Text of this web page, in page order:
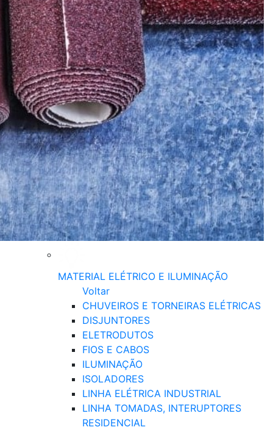
MATERIAL ELÉTRICO E ILUMINAÇÃO
Voltar
CHUVEIROS E TORNEIRAS ELÉTRICAS
DISJUNTORES
ELETRODUTOS
FIOS E CABOS
ILUMINAÇÃO
ISOLADORES
LINHA ELÉTRICA INDUSTRIAL
LINHA TOMADAS, INTERUPTORES
RESIDENCIAL